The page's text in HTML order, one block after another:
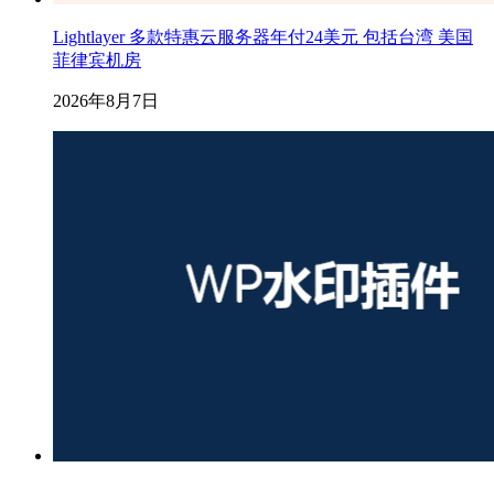
Lightlayer 多款特惠云服务器年付24美元 包括台湾 美国
菲律宾机房
2026年8月7日